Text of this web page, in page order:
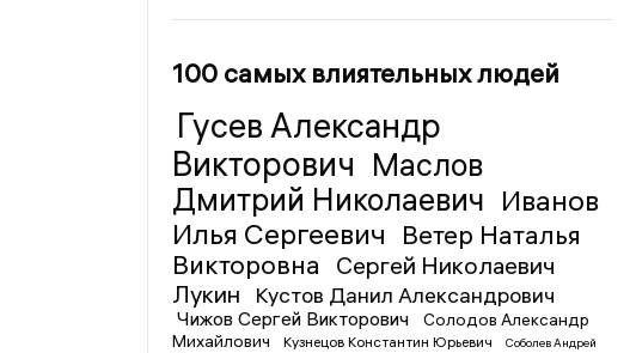
100 самых влиятельных людей
Гусев Александр
Викторович Маслов
Дмитрий Николаевич Иванов
Илья Сергеевич
Ветер Наталья
Викторовна
Сергей Николаевич
Лукин
Кустов Данил Александрович
Чижов Сергей Викторович
Солодов Александр
Михайлович
Кузнецов Константин Юрьевич
Соболев Андрей